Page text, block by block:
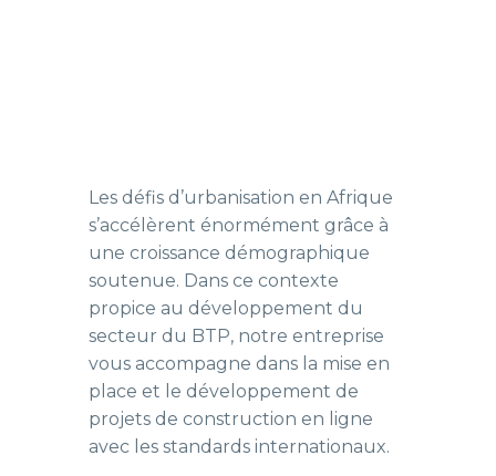
Les défis d’urbanisation en Afrique
s’accélèrent énormément grâce à
une croissance démographique
soutenue. Dans ce contexte
propice au développement du
secteur du BTP, notre entreprise
vous accompagne dans la mise en
place et le développement de
projets de construction en ligne
avec les standards internationaux.